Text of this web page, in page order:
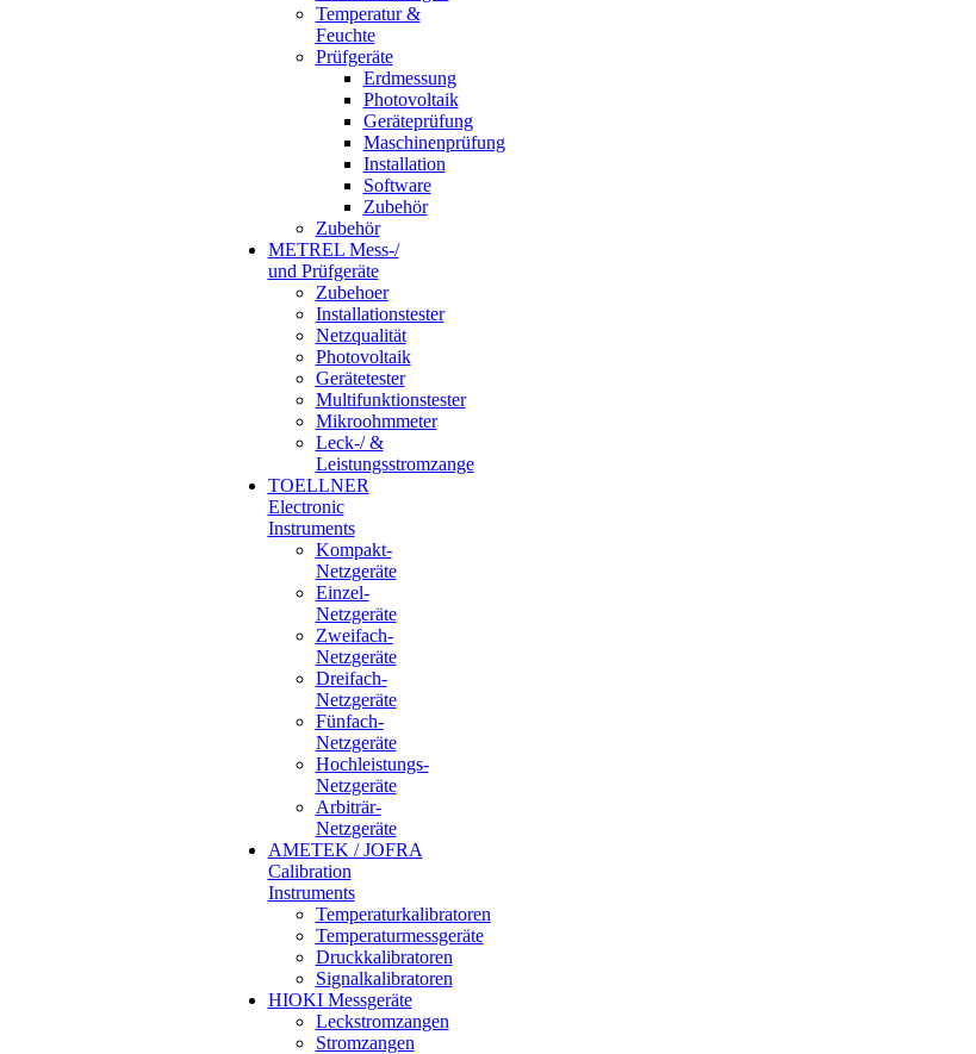
Temperatur &
Feuchte
Prüfgeräte
Erdmessung
Photovoltaik
Geräteprüfung
Maschinenprüfung
Installation
Software
Zubehör
Zubehör
METREL Mess-/
und Prüfgeräte
Zubehoer
Installationstester
Netzqualität
Photovoltaik
Gerätetester
Multifunktionstester
Mikroohmmeter
Leck-/ &
Leistungsstromzange
TOELLNER
Electronic
Instruments
Kompakt-
Netzgeräte
Einzel-
Netzgeräte
Zweifach-
Netzgeräte
Dreifach-
Netzgeräte
Fünfach-
Netzgeräte
Hochleistungs-
Netzgeräte
Arbiträr-
Netzgeräte
AMETEK / JOFRA
Calibration
Instruments
Temperaturkalibratoren
Temperaturmessgeräte
Druckkalibratoren
Signalkalibratoren
HIOKI Messgeräte
Leckstromzangen
Stromzangen